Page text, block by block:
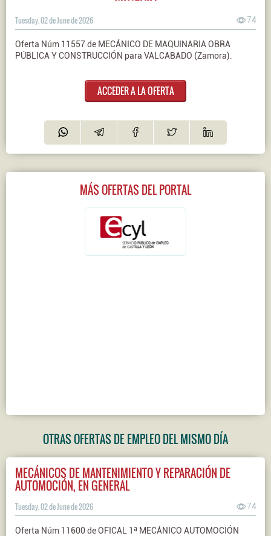
Tuesday, 02 de June de 2026 74
Oferta Núm 11557 de MECÁNICO DE MAQUINARIA OBRA
PÚBLICA Y CONSTRUCCIÓN para VALCABADO (Zamora).
ACCEDER A LA OFERTA
MÁS OFERTAS DEL PORTAL
OTRAS OFERTAS DE EMPLEO DEL MISMO DÍA
MECÁNICOS DE MANTENIMIENTO Y REPARACIÓN DE
AUTOMOCIÓN, EN GENERAL
Tuesday, 02 de June de 2026 74
Oferta Núm 11600 de OFICAL 1ª MECÁNICO AUTOMOCIÓN